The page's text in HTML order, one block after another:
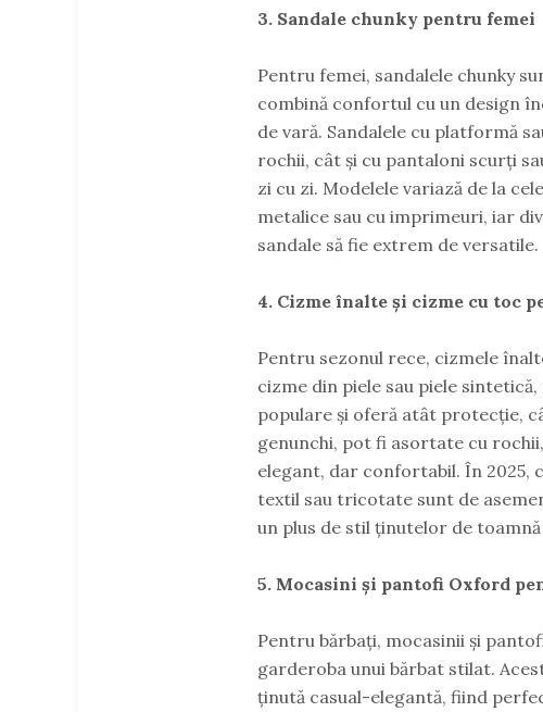
3. Sandale chunky pentru femei
Pentru femei, sandalele chunky
combină confortul cu un design
de vară. Sandalele cu platformă
rochii, cât și cu pantaloni scurți
zi cu zi. Modelele variază de la
metalice sau cu imprimeuri, iar
sandale să fie extrem de versatile.
4. Cizme înalte și cizme cu toc
Pentru sezonul rece, cizmele
cizme din piele sau piele
populare și oferă atât protecție,
genunchi, pot fi asortate cu
elegant, dar confortabil. În 2025,
textil sau tricotate sunt de
un plus de stil ținutelor de toamnă
5. Mocasini și pantofi Oxford
Pentru bărbați, mocasinii și
garderoba unui bărbat stilat.
ținută casual-elegantă, fiind